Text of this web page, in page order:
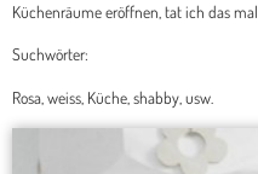
Küchenräume eröffnen, tat ich das mal.
Suchwörter:
Rosa, weiss, Küche, shabby, usw.